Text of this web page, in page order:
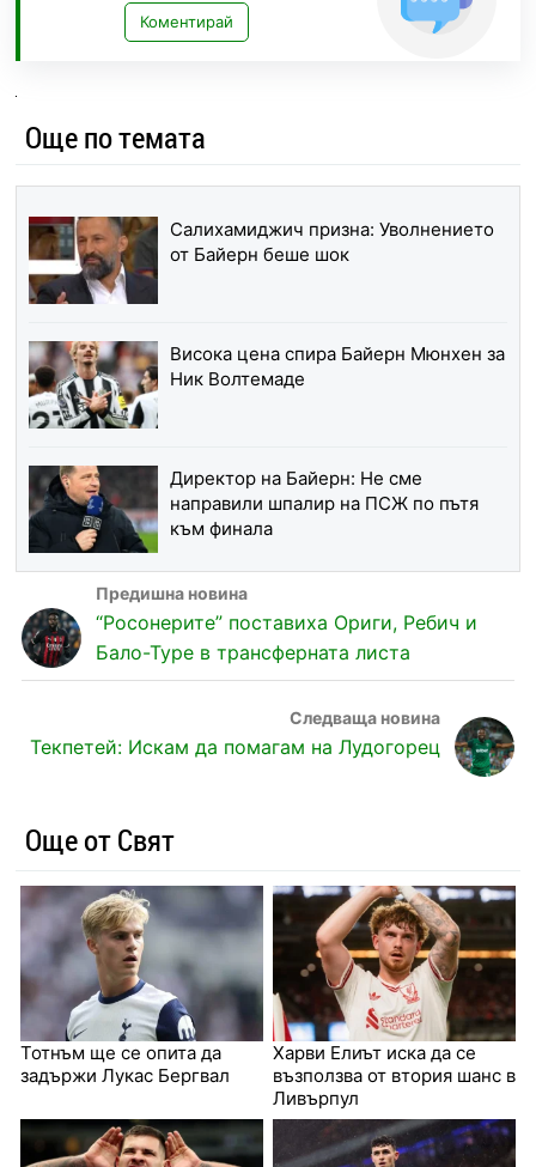
Коментирай
Още по темата
Салихамиджич призна: Уволнението
от Байерн беше шок
Висока цена спира Байерн Мюнхен за
Ник Волтемаде
Директор на Байерн: Не сме
направили шпалир на ПСЖ по пътя
към финала
“Росонерите” поставиха Ориги, Ребич и
Бало-Туре в трансферната листа
Текпетей: Искам да помагам на Лудогорец
Още от Свят
Тотнъм ще се опита да
задържи Лукас Бергвал
Харви Елиът иска да се
възползва от втория шанс в
Ливърпул